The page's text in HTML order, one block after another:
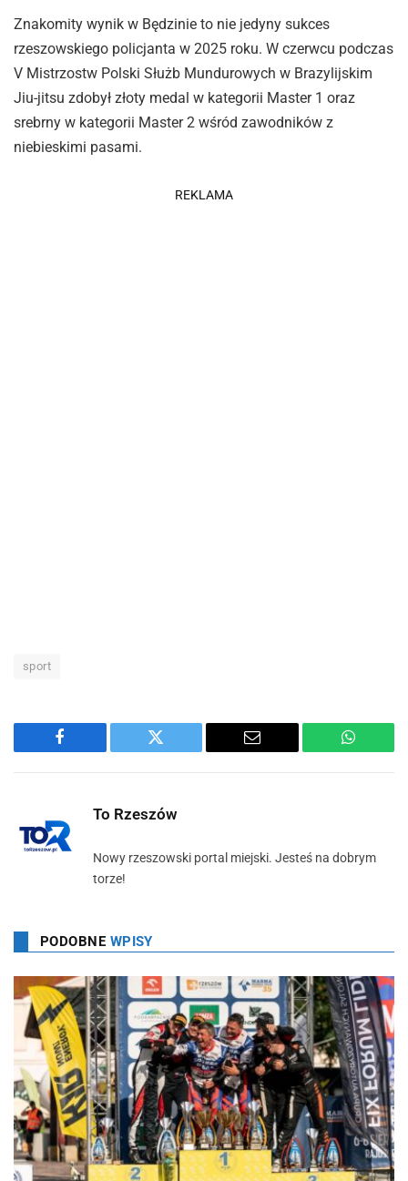
Znakomity wynik w Będzinie to nie jedyny sukces
rzeszowskiego policjanta w 2025 roku. W czerwcu podczas
V Mistrzostw Polski Służb Mundurowych w Brazylijskim
Jiu-jitsu zdobył złoty medal w kategorii Master 1 oraz
srebrny w kategorii Master 2 wśród zawodników z
niebieskimi pasami.
REKLAMA
sport
Facebook Twitter Email
To Rzeszów
Nowy rzeszowski portal miejski. Jesteś na dobrym
torze!
PODOBNE WPISY